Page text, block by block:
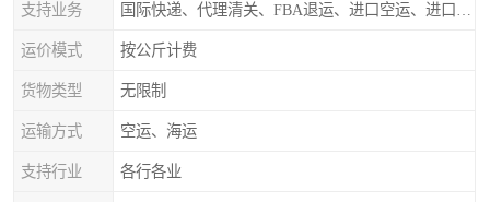
支持业务
运价模式 按公斤计费
货物类型 无限制
运输方式 空运、海运
支持行业 各行各业